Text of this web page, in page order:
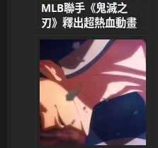
MLB聯手《鬼滅之
刃》釋出超熱血動畫
大谷翔平「打擊之呼
吸」震撼全場